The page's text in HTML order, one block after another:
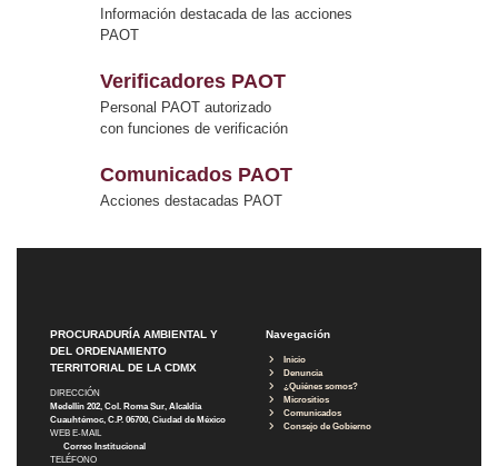
Información destacada de las acciones
PAOT
Verificadores PAOT
Personal PAOT autorizado
con funciones de verificación
Comunicados PAOT
Acciones destacadas PAOT
PROCURADURÍA AMBIENTAL Y
DEL ORDENAMIENTO
TERRITORIAL DE LA CDMX
DIRECCIÓN
Medellín 202, Col. Roma Sur, Alcaldía
Cuauhtémoc, C.P. 06700, Ciudad de México
WEB E-MAIL
Correo Institucional
TELÉFONO
Navegación
Inicio
Denuncia
¿Quiénes somos?
Micrositios
Comunicados
Consejo de Gobierno